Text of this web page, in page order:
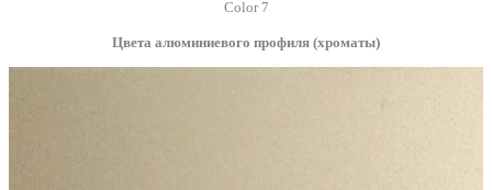
Color 7
Цвета алюминиевого профиля (хроматы)